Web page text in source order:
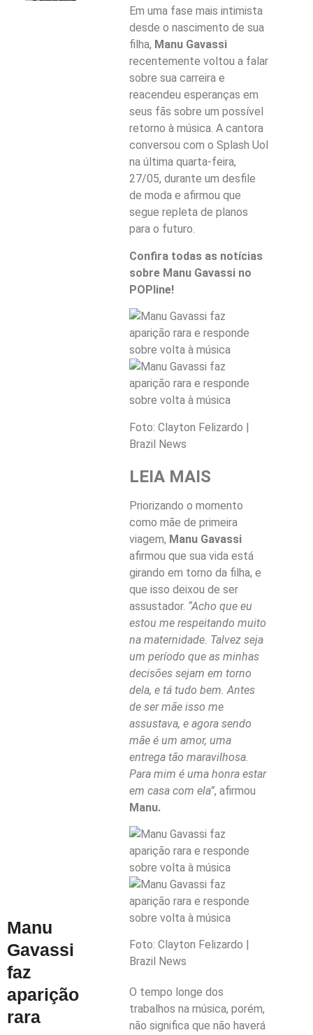
Manu
Gavassi
faz
aparição
rara
Em uma fase mais intimista
desde o nascimento de sua
filha, Manu Gavassi
recentemente voltou a falar
sobre sua carreira e
reacendeu esperanças em
seus fãs sobre um possível
retorno à música. A cantora
conversou com o Splash Uol
na última quarta-feira,
27/05, durante um desfile
de moda e afirmou que
segue repleta de planos
para o futuro.
Confira todas as notícias
sobre Manu Gavassi no
POPline!
Foto: Clayton Felizardo |
Brazil News
LEIA MAIS
Priorizando o momento
como mãe de primeira
viagem, Manu Gavassi
afirmou que sua vida está
girando em torno da filha, e
que isso deixou de ser
assustador. “Acho que eu
estou me respeitando muito
na maternidade. Talvez seja
um período que as minhas
decisões sejam em torno
dela, e tá tudo bem. Antes
de ser mãe isso me
assustava, e agora sendo
mãe é um amor, uma
entrega tão maravilhosa.
Para mim é uma honra estar
em casa com ela”, afirmou
Manu.
Foto: Clayton Felizardo |
Brazil News
O tempo longe dos
trabalhos na música, porém,
não significa que não haverá